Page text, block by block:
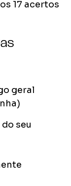
17 acertos
geral
seu